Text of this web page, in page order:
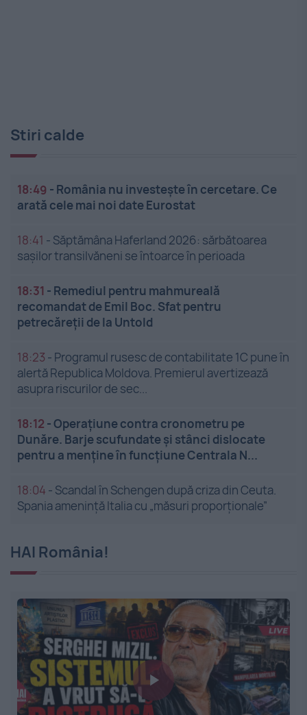
Stiri calde
18:49 - România nu investește în cercetare. Ce
arată cele mai noi date Eurostat
18:41 - Săptămâna Haferland 2026: sărbătoarea
sașilor transilvăneni se întoarce în perioada
18:31 - Remediul pentru mahmureală
recomandat de Emil Boc. Sfat pentru
petrecăreții de la Untold
18:23 - Programul rusesc de contabilitate 1C pune în
alertă Republica Moldova. Premierul avertizează
asupra riscurilor de sec...
18:12 -Operațiune contra cronometru pe
Dunăre. Barje scufundate și stânci dislocate
pentru a menține în funcțiune Centrala N...
18:04 - Scandal în Schengen după criza din Ceuta.
Spania amenință Italia cu „măsuri proporționale”
HAI România!